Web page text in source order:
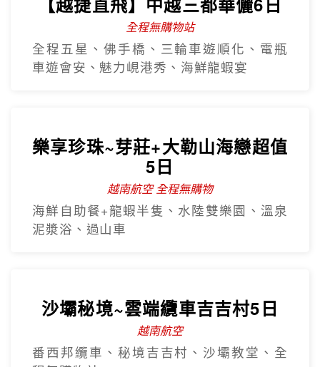
全程無購物站
全程五星、佛手橋、三輪車遊順化、電瓶
車遊會安、魅力峴港秀、海鮮龍蝦宴
樂享珍珠~芽莊+大勒山海戀超值
5日
越南航空 全程無購物
海鮮自助餐+龍蝦半隻、水陸雙樂園、溫泉
泥漿浴、過山車
沙壩秘境~雲端纜車吉吉村5日
越南航空
番西邦纜車、秘境吉吉村、沙壩教堂、全